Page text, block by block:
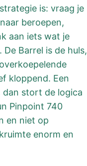
is: vraag je
beroepen,
aan iets wat je
Barrel is de huls,
kloppend. Een
dan stort de logica
Pinpoint 740
en niet op
enorm en